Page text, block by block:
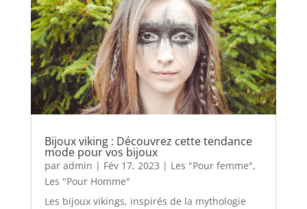
Bijoux viking : Découvrez cette tendance
mode pour vos bijoux
par admin | Fév 17, 2023 | Les "Pour femme",
Les "Pour Homme"
Les bijoux vikings, inspirés de la mythologie